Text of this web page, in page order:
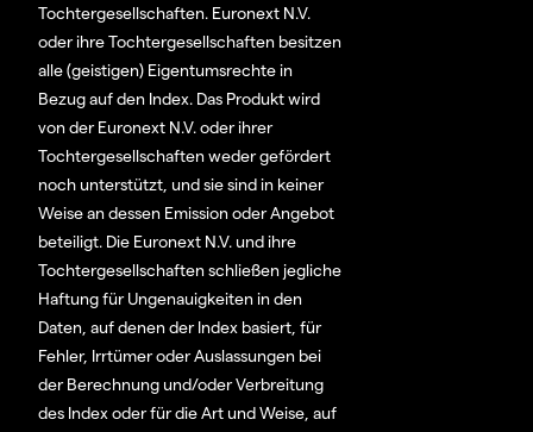
Tochtergesellschaften. Euronext N.V.
oder ihre Tochtergesellschaften besitzen
alle (geistigen) Eigentumsrechte in
Bezug auf den Index. Das Produkt wird
von der Euronext N.V. oder ihrer
Tochtergesellschaften weder gefördert
noch unterstützt, und sie sind in keiner
Weise an dessen Emission oder Angebot
beteiligt. Die Euronext N.V. und ihre
Tochtergesellschaften schließen jegliche
Haftung für Ungenauigkeiten in den
Daten, auf denen der Index basiert, für
Fehler, Irrtümer oder Auslassungen bei
der Berechnung und/oder Verbreitung
des Index oder für die Art und Weise, auf